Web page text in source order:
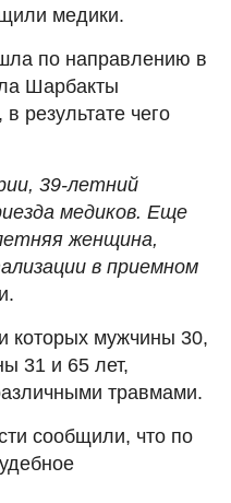
медики.
по направлению в
Шарбакты
результате чего
39-летний
медиков. Еще
женщина,
в приемном
которых мужчины 30,
31 и 65 лет,
травмами.
сообщили, что по